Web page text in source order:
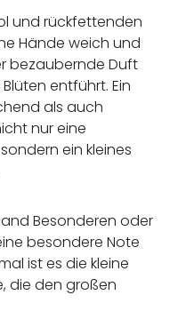
und rückfettenden
Hände weich und
bezaubernde Duft
entführt. Ein
als auch
nur eine
ein kleines
Besonderen oder
besondere Note
ist es die kleine
die den großen